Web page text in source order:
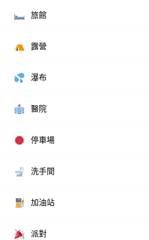
旅館
露營
瀑布
醫院
停車場
洗手間
加油站
派對